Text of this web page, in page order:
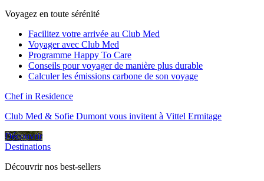
Voyagez en toute sérénité
Facilitez votre arrivée au Club Med
Voyager avec Club Med
Programme Happy To Care
Conseils pour voyager de manière plus durable
Calculer les émissions carbone de son voyage
Chef in Residence
Club Med & Sofie Dumont vous invitent à Vittel Ermitage
Découvrir
Destinations
Découvrir nos best-sellers